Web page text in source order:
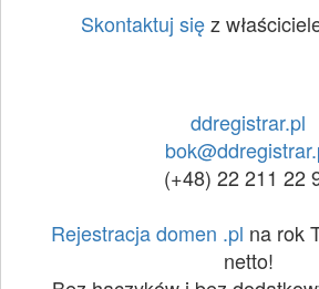
Skontaktuj sięz
ddregistrar.pl
(+48) 22 211 22
Rejestracja domen .pl na rok
netto!